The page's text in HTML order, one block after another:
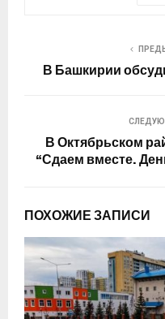
В Башкирии
В Октябрьском
“Сдаем вместе.
ПОХОЖИЕ ЗАПИСИ